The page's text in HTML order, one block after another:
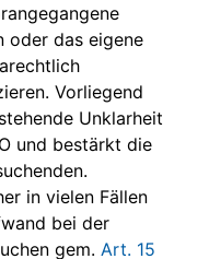
oder das eigene
Vorliegend
Unklarheit
und bestärkt die
in vielen Fällen
bei der
gem. Art. 15